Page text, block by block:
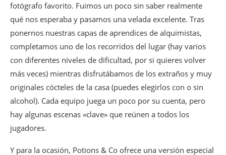
fotógrafo favorito. Fuimos un poco sin saber realmente
qué nos esperaba y pasamos una velada excelente. Tras
ponernos nuestras capas de aprendices de alquimistas,
completamos uno de los recorridos del lugar (hay varios
con diferentes niveles de dificultad, por si quieres volver
más veces) mientras disfrutábamos de los extraños y muy
originales cócteles de la casa (puedes elegirlos con o sin
alcohol). Cada equipo juega un poco por su cuenta, pero
hay algunas escenas «clave» que reúnen a todos los
jugadores.
Y para la ocasión, Potions & Co ofrece una versión especial